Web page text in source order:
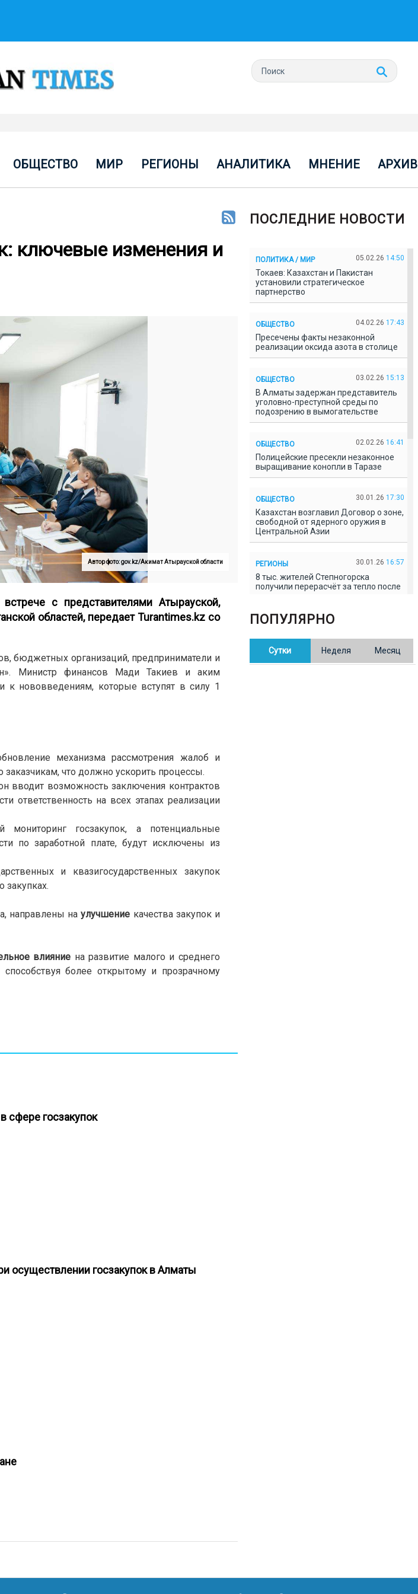
ОБЩЕСТВО МИР РЕГИОНЫ АНАЛИТИКА МНЕНИЕ АРХИВ
ключевые изменения и
Автор фото: gov.kz/Акимат Атырауской области
с представителями Атырауской,
областей, передает Turantimes.kz со
бюджетных организаций, предприниматели и
Министр финансов Мади Такиев и аким
к нововведениям, которые вступят в силу 1
механизма рассмотрения жалоб и
что должно ускорить процессы.
вводит возможность заключения контрактов
ответственность на всех этапах реализации
госзакупок, а потенциальные
по заработной плате, будут исключены из
и квазигосударственных закупок
закупках.
направлены наулучшение качества закупок и
влияние на развитие малого и среднего
более открытому и прозрачному
сфере госзакупок
осуществлении госзакупок в Алматы
ПОСЛЕДНИЕ НОВОСТИ
ПОЛИТИКА / МИР 05.02.26 14:50
Токаев: Казахстан и Пакистан
установили стратегическое
партнерство
ОБЩЕСТВО 04.02.26 17:43
Пресечены факты незаконной
реализации оксида азота в столице
ОБЩЕСТВО 03.02.26 15:13
В Алматы задержан представитель
уголовно-преступной среды по
подозрению в вымогательстве
ОБЩЕСТВО 02.02.26 16:41
Полицейские пресекли незаконное
выращивание конопли в Таразе
ОБЩЕСТВО 30.01.26 17:30
Казахстан возглавил Договор о зоне,
свободной от ядерного оружия в
Центральной Азии
РЕГИОНЫ 30.01.26 16:57
8 тыс. жителей Степногорска
получили перерасчёт за тепло после
В Казахстане готовят новую
редакцию Конституции: меняется
ПОПУЛЯРНО
Сутки Неделя Месяц